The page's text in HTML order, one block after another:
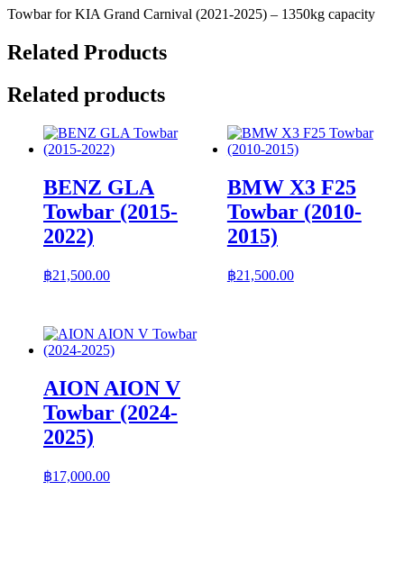
Towbar for KIA Grand Carnival (2021-2025) – 1350kg capacity
Related Products
Related products
BENZ GLA
Towbar (2015-
2022)
฿21,500.00
BMW X3 F25
Towbar (2010-
2015)
฿21,500.00
AION AION V
Towbar (2024-
2025)
฿17,000.00